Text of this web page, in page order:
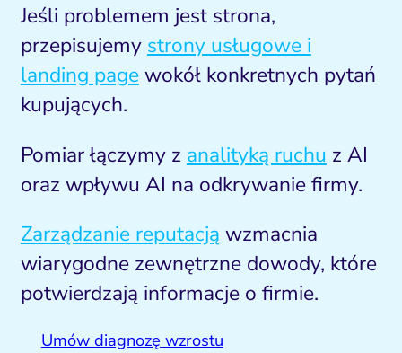
Jeśli problemem jest strona,
przepisujemy strony usługowe i
landing pagewokół konkretnych pytań
kupujących.
Pomiar łączymy z analityką ruchu z AI
oraz wpływu AI na odkrywanie firmy.
Zarządzanie reputacją wzmacnia
wiarygodne zewnętrzne dowody, które
potwierdzają informacje o firmie.
Umów diagnozę wzrostu